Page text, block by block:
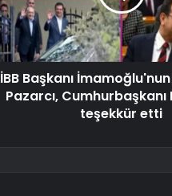
İBB Başkanı
Pazarcı,
teşekkür etti